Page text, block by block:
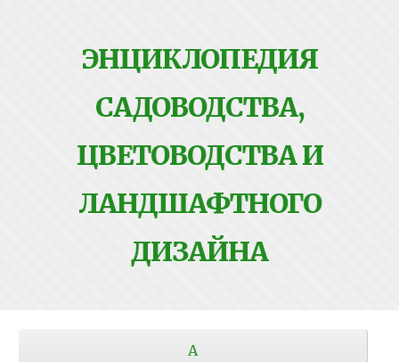
ЭНЦИКЛОПЕДИЯ
САДОВОДСТВА,
ЦВЕТОВОДСТВА И
ЛАНДШАФТНОГО
ДИЗАЙНА
А